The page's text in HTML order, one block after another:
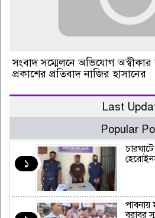
সংবাদ সম্মেলনে অভিযোগ অস্বীকার
প্রকাশের প্রতিবাদ নাজির হাসানের
Last
Popular
১
পাবনায়
বরাবর